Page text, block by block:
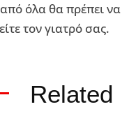
όλα θα πρέπει να
τον γιατρό σας.
Related